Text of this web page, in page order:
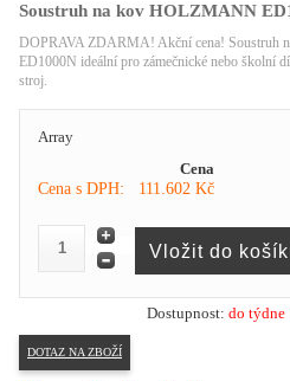
Soustruh na kov HOLZMANN
DOPRAVA ZDARMA! Akční cena! Soustruh
ED1000N ideální pro zámečnické nebo školní
stroj.
Array
Cena
Cena s DPH:
111.602 Kč
Dostupnost: do týdne
DOTAZ NA ZBOŽÍ